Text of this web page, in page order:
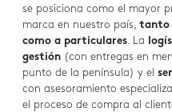
se posiciona como el mayor
marca en nuestro país, tanto
como a particulares. La
gestión(con entregas en
punto de la península) y el
con asesoramiento
el proceso de compra al